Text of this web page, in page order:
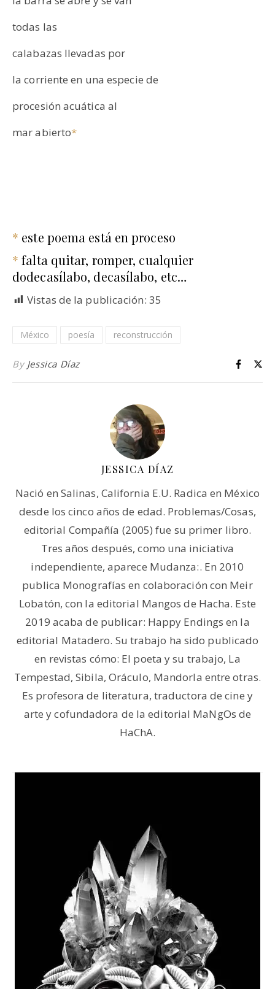
todas las
calabazas llevadas por
la corriente en una especie de
procesión acuática al
mar abierto*
* este poema está en proceso
* falta quitar, romper, cualquier
dodecasílabo, decasílabo, etc…
Vistas de la publicación: 35
México poesía reconstrucción
By Jessica Díaz
JESSICA DÍAZ
Nació en Salinas, California E.U. Radica en México
desde los cinco años de edad. Problemas/Cosas,
editorial Compañía (2005) fue su primer libro.
Tres años después, como una iniciativa
independiente, aparece Mudanza:. En 2010
publica Monografías en colaboración con Meir
Lobatón, con la editorial Mangos de Hacha. Este
2019 acaba de publicar: Happy Endings en la
editorial Matadero. Su trabajo ha sido publicado
en revistas cómo: El poeta y su trabajo, La
Tempestad, Sibila, Oráculo, Mandorla entre otras.
Es profesora de literatura, traductora de cine y
arte y cofundadora de la editorial MaNgOs de
HaChA.